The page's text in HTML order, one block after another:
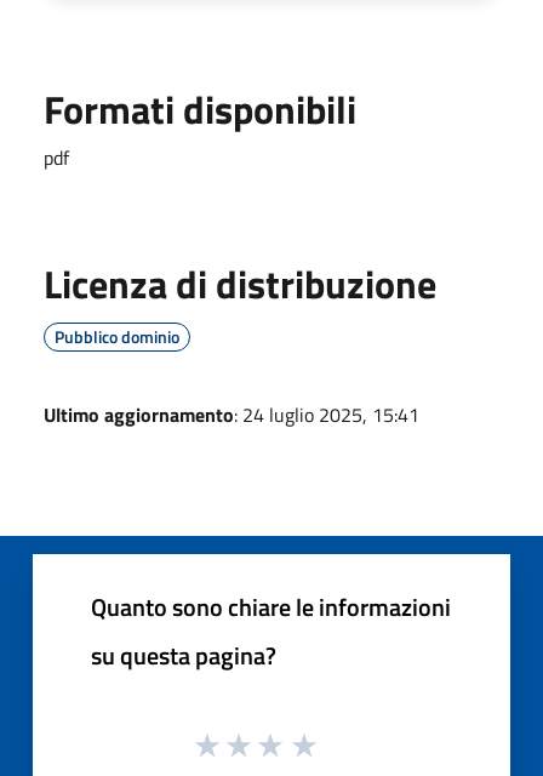
Formati disponibili
pdf
Licenza di distribuzione
Pubblico dominio
Ultimo aggiornamento: 24 luglio 2025, 15:41
Quanto sono chiare le informazioni
su questa pagina?